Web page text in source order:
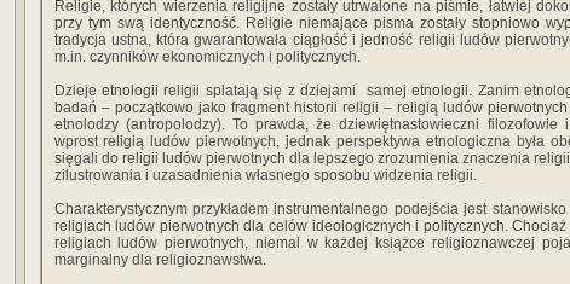
Religie, których wierzenia religijne zostały utrwalone na piśmie, łatwiej
przy tym swą identyczność. Religie niemające pisma zostały stopniowo
tradycja ustna, która gwarantowała ciągłość i jedność religii ludów
m.in. czynników ekonomicznych i politycznych.
Dzieje etnologii religii splatają się z dziejami samej etnologii. Zanim
badań – początkowo jako fragment historii religii – religią ludów
etnolodzy (antropolodzy). To prawda, że dziewiętnastowieczni
wprost religią ludów pierwotnych, jednak perspektywa etnologiczna była
sięgali do religii ludów pierwotnych dla lepszego zrozumienia znaczenia
zilustrowania i uzasadnienia własnego sposobu widzenia religii.
Charakterystycznym przykładem instrumentalnego podejścia jest
religiach ludów pierwotnych dla celów ideologicznych i politycznych.
religiach ludów pierwotnych, niemal w każdej książce religioznawczej
marginalny dla religioznawstwa.